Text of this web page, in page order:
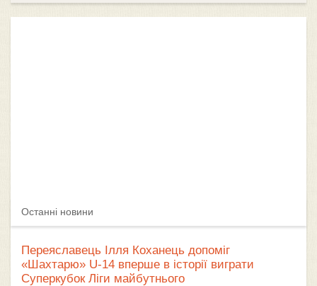
Останні новини
Переяславець Ілля Коханець допоміг
«Шахтарю» U-14 вперше в історії виграти
Суперкубок Ліги майбутнього